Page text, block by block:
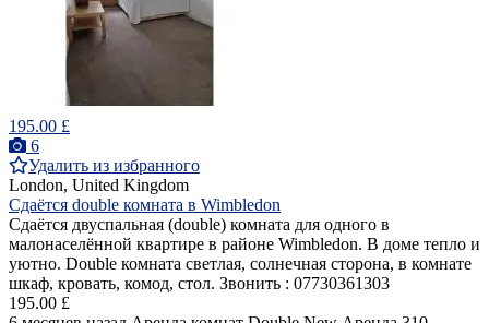
195.00 £
6
Удалить из избранного
London, United Kingdom
Сдаётся double комната в Wimbledon
Сдаётся двуспальная (double) комнатa для одного в
малонаселённой квартире в районе Wimbledon. В доме тепло и
уютно. Double комната светлая, солнечная сторона, в комнате
шкаф, кровать, комод, стол. Звонить : 07730361303
195.00 £